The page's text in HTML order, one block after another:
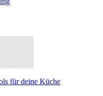
für deine Küche